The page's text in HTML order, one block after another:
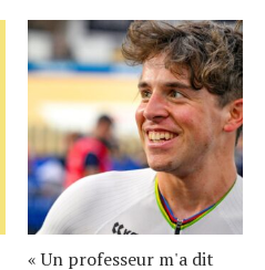
« Un professeur m'a dit